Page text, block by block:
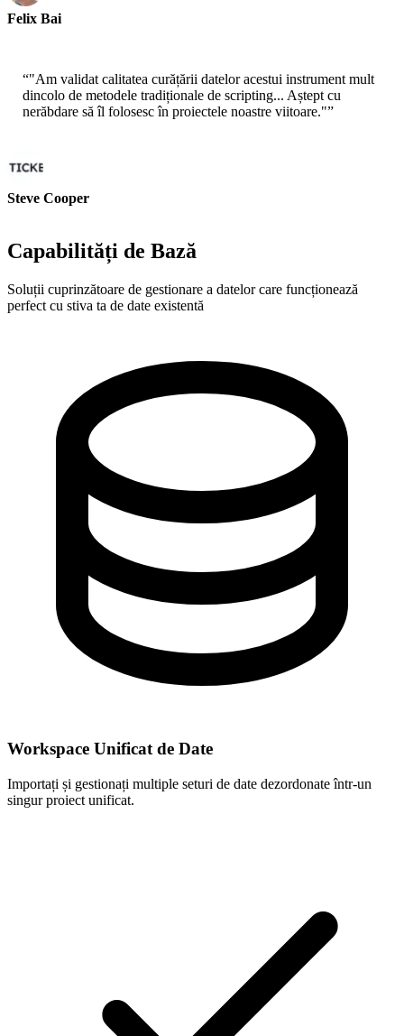
Felix Bai
“"Am validat calitatea curățării datelor acestui instrument mult
dincolo de metodele tradiționale de scripting... Aștept cu
nerăbdare să îl folosesc în proiectele noastre viitoare."”
Steve Cooper
Capabilități de Bază
Soluții cuprinzătoare de gestionare a datelor care funcționează
perfect cu stiva ta de date existentă
Workspace Unificat de Date
Importați și gestionați multiple seturi de date dezordonate într-un
singur proiect unificat.